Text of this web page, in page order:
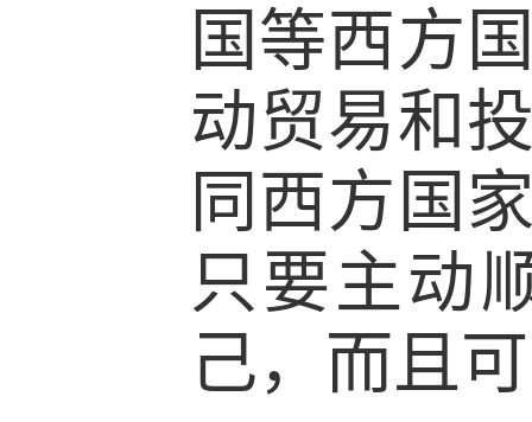
国等西方
动贸易和
同西方国
只要主动
己，而且